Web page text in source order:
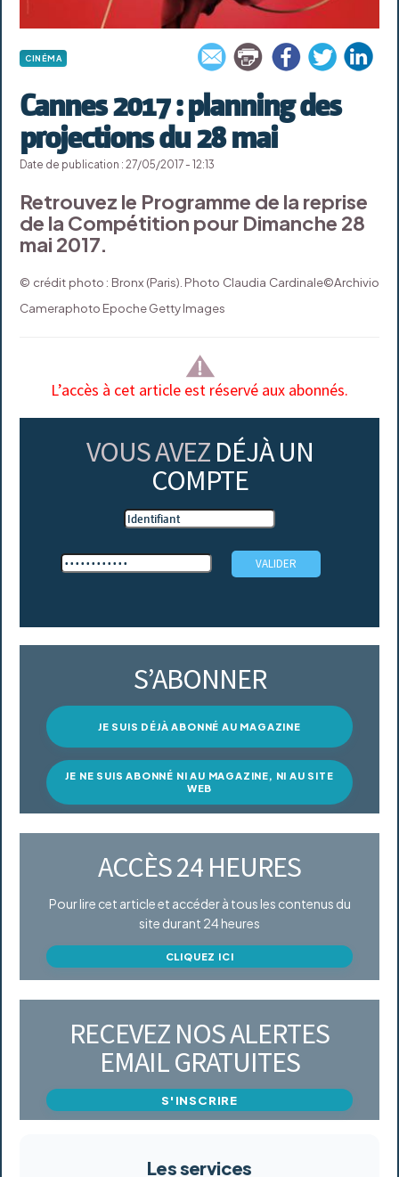
CINÉMA
Cannes 2017 : planning des
projections du 28 mai
Date de publication : 27/05/2017 - 12:13
Retrouvez le Programme de la reprise
de la Compétition pour Dimanche 28
mai 2017.
© crédit photo : Bronx (Paris). Photo Claudia Cardinale©Archivio
Cameraphoto Epoche Getty Images
L’accès à cet article est réservé aux abonnés.
VOUS AVEZ DÉJÀ UN
COMPTE
S’ABONNER
JE SUIS DÉJÀ ABONNÉ AU MAGAZINE
JE NE SUIS ABONNÉ NI AU MAGAZINE, NI AU SITE
WEB
ACCÈS 24 HEURES
Pour lire cet article et accéder à tous les contenus du
site durant 24 heures
CLIQUEZ ICI
RECEVEZ NOS ALERTES
EMAIL GRATUITES
S'INSCRIRE
Les services